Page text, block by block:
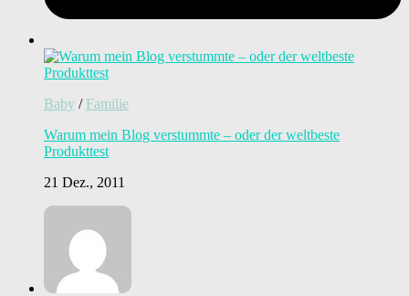
Baby / Familie
Warum mein Blog verstummte – oder der weltbeste
Produkttest
21 Dez., 2011